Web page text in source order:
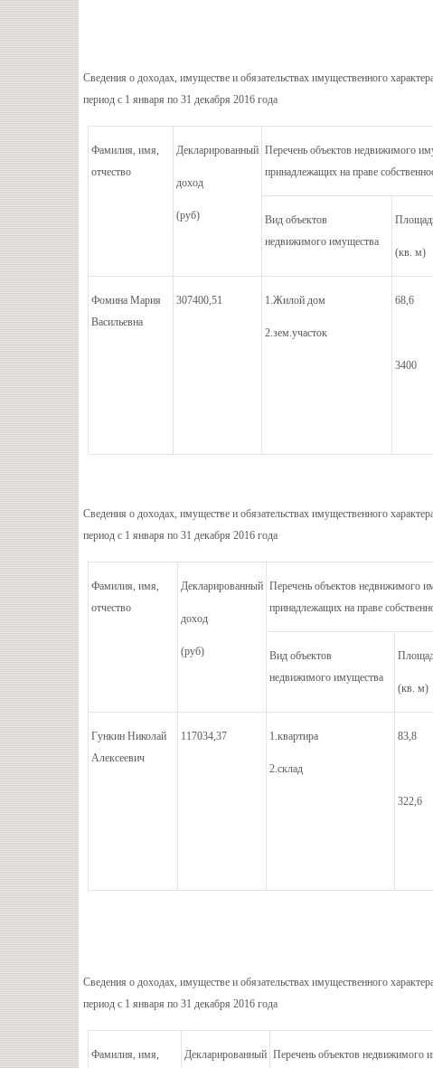
Сведения о доходах, имуществе и обязательствах имущественного
период с 1 января по 31 декабря 2016 года
Фамилия, имя,
отчество
Декларированный
доход
(руб)
Перечень объектов недвижимого
принадлежащих на праве
Вид объектов
недвижимого имущества
(кв. м)
Фомина Мария
Васильевна
307400,51 1.Жилой дом
2.зем.участок
68,6
3400
Сведения о доходах, имуществе и обязательствах имущественного
период с 1 января по 31 декабря 2016 года
Фамилия, имя,
отчество
Декларированный
доход
(руб)
Перечень объектов недвижимого
принадлежащих на праве
Вид объектов
недвижимого имущества
(кв. м)
Гункин Николай
Алексеевич
117034,37 1.квартира
2.склад
83,8
322,6
Сведения о доходах, имуществе и обязательствах имущественного
период с 1 января по 31 декабря 2016 года
Фамилия, имя,
Декларированный Перечень объектов недвижимого